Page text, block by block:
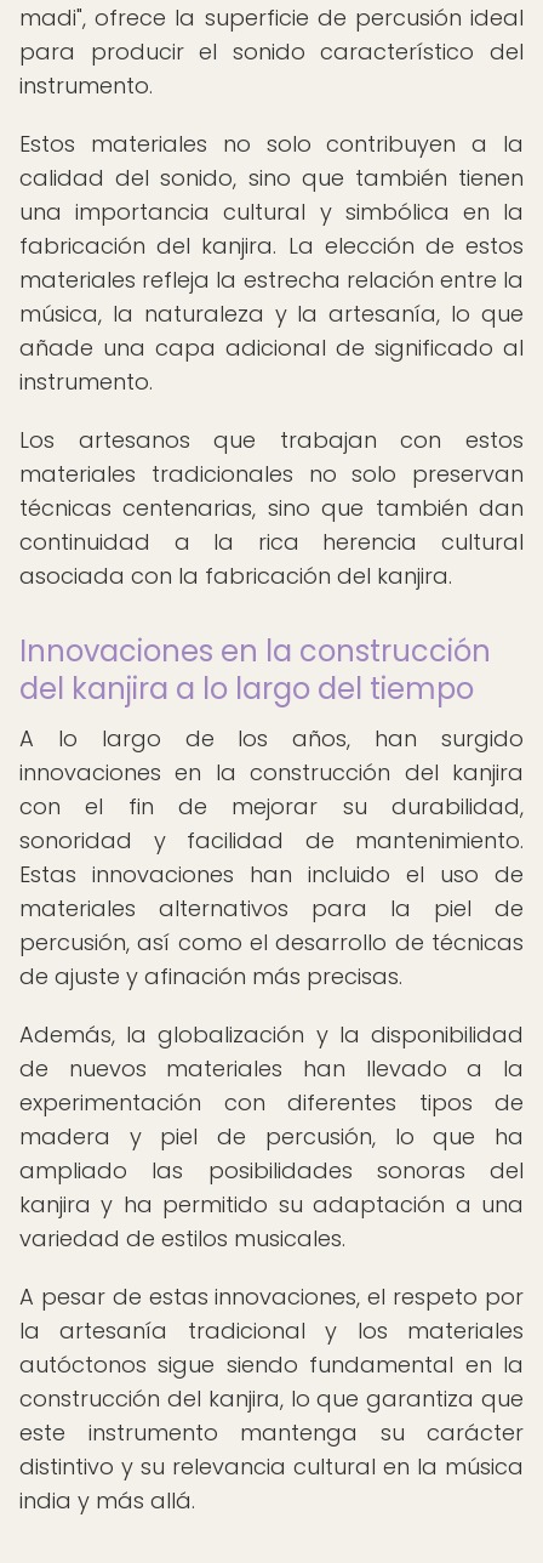
madi", ofrece la superficie de percusión ideal
para producir el sonido característico del
instrumento.
Estos materiales no solo contribuyen a la
calidad del sonido, sino que también tienen
una importancia cultural y simbólica en la
fabricación del kanjira. La elección de estos
materiales refleja la estrecha relación entre la
música, la naturaleza y la artesanía, lo que
añade una capa adicional de significado al
instrumento.
Los artesanos que trabajan con estos
materiales tradicionales no solo preservan
técnicas centenarias, sino que también dan
continuidad a la rica herencia cultural
asociada con la fabricación del kanjira.
Innovaciones en la construcción
del kanjira a lo largo del tiempo
A lo largo de los años, han surgido
innovaciones en la construcción del kanjira
con el fin de mejorar su durabilidad,
sonoridad y facilidad de mantenimiento.
Estas innovaciones han incluido el uso de
materiales alternativos para la piel de
percusión, así como el desarrollo de técnicas
de ajuste y afinación más precisas.
Además, la globalización y la disponibilidad
de nuevos materiales han llevado a la
experimentación con diferentes tipos de
madera y piel de percusión, lo que ha
ampliado las posibilidades sonoras del
kanjira y ha permitido su adaptación a una
variedad de estilos musicales.
A pesar de estas innovaciones, el respeto por
la artesanía tradicional y los materiales
autóctonos sigue siendo fundamental en la
construcción del kanjira, lo que garantiza que
este instrumento mantenga su carácter
distintivo y su relevancia cultural en la música
india y más allá.